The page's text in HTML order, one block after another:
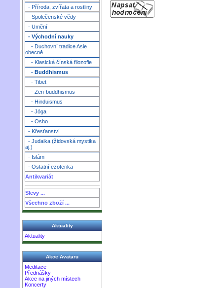
- Příroda, zvířata a rostliny
- Společenské vědy
- Umění
- Východní nauky
- Duchovní tradice Asie
obecně
- Klasická čínská filozofie
- Buddhismus
- Tibet
- Zen-buddhismus
- Hinduismus
- Jóga
- Osho
- Křesťanství
- Judaika (židovská mystika
aj.)
- Islám
- Ostatní ezoterika
Antikvariát
Slevy ...
Všechno zboží ...
Aktuality
Aktuality
Akce Avataru
Meditace
Přednášky
Akce na jiných místech
Koncerty